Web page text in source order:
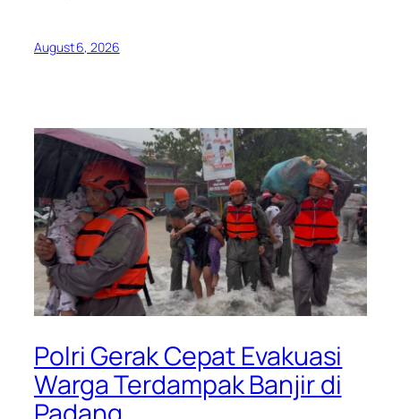
August 6, 2026
Polri Gerak Cepat Evakuasi
Warga Terdampak Banjir di